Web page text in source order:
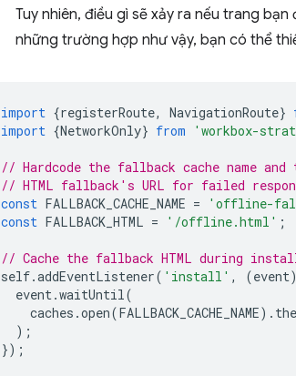
Tuy nhiên, điều gì sẽ xảy ra nếu trang
những trường hợp như vậy, bạn có thể
import {registerRoute, NavigationRoute}
import {NetworkOnly} from 'workbox-
// Hardcode the fallback cache name
// HTML fallback's URL for failed
const FALLBACK_CACHE_NAME = 'offline-
const FALLBACK_HTML = '/offline.html' ;
// Cache the fallback HTML during
self.addEventListener( 'install' , (event)
event.waitUntil(
caches .open(FALLBACK_CACHE_NAME).
);
});